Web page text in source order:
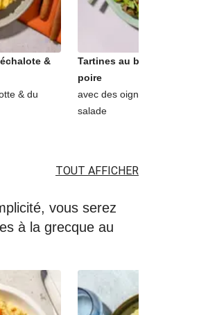
&
& du
Tartines au bleu, lardons
poire
avec des oignons confits &
salade
TOUT AFFICHER
vous serez
à la grecque au